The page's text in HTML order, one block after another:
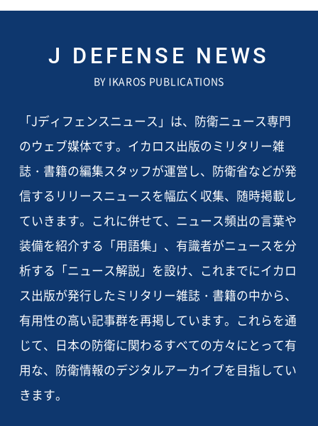
J DEFENSE NEWS
BY IKAROS PUBLICATIONS
「Jディフェンスニュース」は、防衛ニュース専門
のウェブ媒体です。イカロス出版のミリタリー雑
誌・書籍の編集スタッフが運営し、防衛省などが発
信するリリースニュースを幅広く収集、随時掲載し
ていきます。これに併せて、ニュース頻出の言葉や
装備を紹介する「用語集」、有識者がニュースを分
析する「ニュース解説」を設け、これまでにイカロ
ス出版が発行したミリタリー雑誌・書籍の中から、
有用性の高い記事群を再掲しています。これらを通
じて、日本の防衛に関わるすべての方々にとって有
用な、防衛情報のデジタルアーカイブを目指してい
きます。